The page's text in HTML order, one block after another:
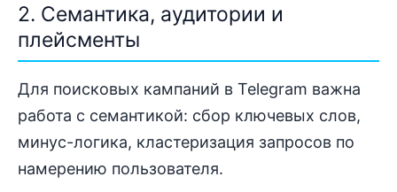
2. Семантика, аудитории и
плейсменты
Для поисковых кампаний в Telegram важна
работа с семантикой: сбор ключевых слов,
минус-логика, кластеризация запросов по
намерению пользователя.